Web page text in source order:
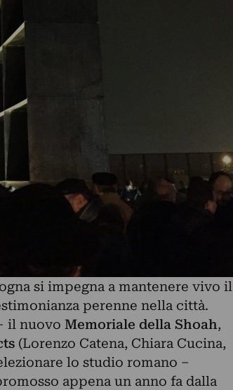
si impegna a mantenere vivo il
perenne nella città.
il nuovo Memoriale della Shoah,
(Lorenzo Catena, Chiara Cucina,
lo studio romano –
appena un anno fa dalla